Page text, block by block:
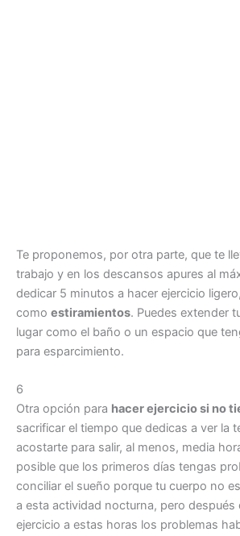
Te proponemos, por otra parte, que te
trabajo y en los descansos apures al
dedicar 5 minutos a hacer ejercicio ligero,
como estiramientos. Puedes extender
lugar como el baño o un espacio que
para esparcimiento.
6
Otra opción para hacer ejercicio si no
sacrificar el tiempo que dedicas a ver la
acostarte para salir, al menos, media
posible que los primeros días tengas
conciliar el sueño porque tu cuerpo no
a esta actividad nocturna, pero después
ejercicio a estas horas los problemas